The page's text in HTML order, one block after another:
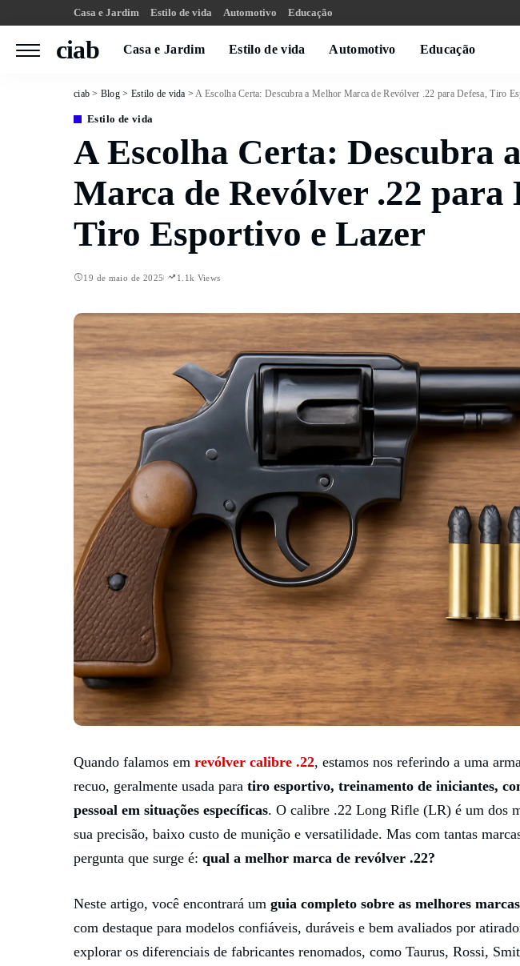
Casa e Jardim Estilo de vida Automotivo Educação
ciab Casa e Jardim Estilo de vida Automotivo Educação
ciab > Blog > Estilo de vida >A Escolha Certa: Descubra a Melhor Marca de Revólver .22 para Defesa, Tiro
Estilo de vida
A Escolha Certa: Descubra
Marca de Revólver .22 para
Tiro Esportivo e Lazer
19 de maio de 2025 1.1k Views
Quando falamos em revólver calibre .22, estamos nos referindo a uma
recuo, geralmente usada para tiro esportivo, treinamento de iniciantes,
pessoal em situações específicas. O calibre .22 Long Rifle (LR) é um dos
sua precisão, baixo custo de munição e versatilidade. Mas com tantas
pergunta que surge é: qual a melhor marca de revólver .22?
Neste artigo, você encontrará um guia completo sobre as melhores
com destaque para modelos confiáveis, duráveis e bem avaliados por
explorar os diferenciais de fabricantes renomados, como Taurus, Rossi,